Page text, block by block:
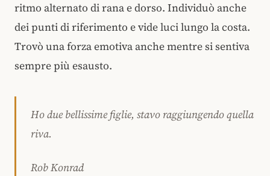
ritmo alternato di rana e dorso. Individuò anche
dei punti di riferimento e vide luci lungo la costa.
Trovò una forza emotiva anche mentre si sentiva
sempre più esausto.
Ho due bellissime figlie, stavo raggiungendo quella
riva.
Rob Konrad